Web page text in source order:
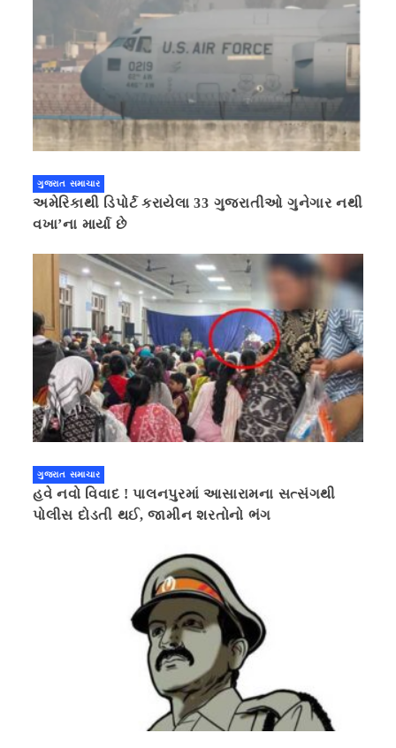
ગુજરાત સમાચાર
અમેરિકાથી ડિપોર્ટ કરાયેલા 33 ગુજરાતીઓ ગુનેગાર નથી
વખા’ના માર્યા છે
ગુજરાત સમાચાર
હવે નવો વિવાદ ! પાલનપુરમાં આસારામના સત્સંગથી
પોલીસ દોડતી થઈ, જામીન શરતોનો ભંગ